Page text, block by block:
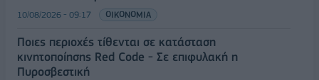
10/08/2026 - 09:17 ΟΙΚΟΝΟΜΙΑ
Ποιες περιοχές τίθενται σε κατάσταση
κινητοποίησης Red Code - Σε επιφυλακή η
Πυροσβεστική